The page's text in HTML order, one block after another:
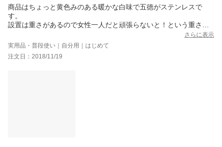
商品はちょっと黄色みのある暖かな白味で五徳がステンレスで
す。
設置は重さがあるので女性一人だと頑張らないと！という重さ
ガスコードついてきたら申し分ないのですが、別途購入する必要
がありました。
お湯を沸かすのも沸騰後にガスが消える、焼魚は数年前のガステ
さらに表示
実用品・普段使い｜自分用｜はじめて
注文日：2018/11/19